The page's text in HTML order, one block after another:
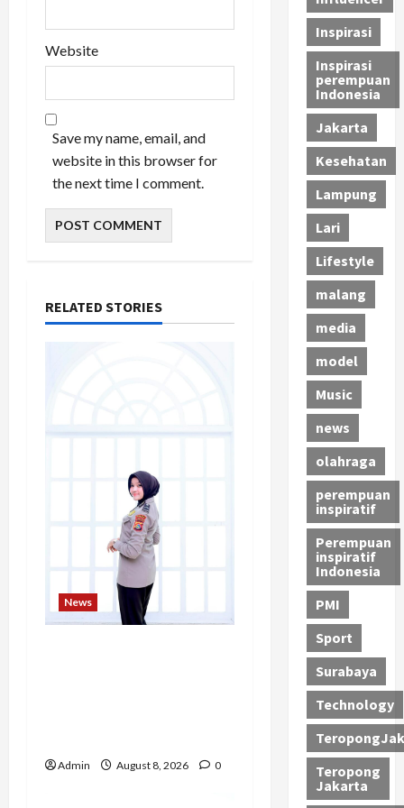
Website
Save my name, email, and
website in this browser for
the next time I comment.
RELATED STORIES
News
Admin August 8, 2026 0
Inspirasi
Inspirasi
perempuan
Indonesia
Jakarta
Kesehatan
Lampung
Lari
Lifestyle
malang
media
model
Music
news
olahraga
perempuan
inspiratif
Perempuan
inspiratif
Indonesia
PMI
Sport
Surabaya
Technology
Teropong
Jakarta